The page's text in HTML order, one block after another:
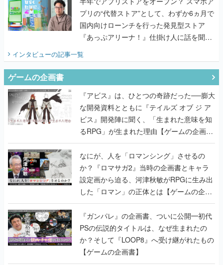
プリの“代替ストア”として、わずか6ヵ月で
国内向けローンチを行った発見型ストア
『あっぷアリーナ！』仕掛け人に話を聞い
てみた
インタビューの記事一覧
ゲームの企画書
『アビス』は、ひとつの奇跡だった──膨大
な開発資料とともに『テイルズ オブ ジ ア
ビス』開発陣に聞く、「生まれた意味を知
るRPG」が生まれた理由【ゲームの企画
書】
なにが、人を「ロマンシング」させるの
か？『ロマサガ2』当時の企画書とキャラ
設定画から迫る、河津秋敏がRPGに生み出
した「ロマン」の正体とは【ゲームの企画
書】
『ガンパレ』の企画書、ついに公開━初代
PSの伝説的タイトルは、なぜ生まれたの
か？そして『LOOP8』へ受け継がれたもの
【ゲームの企画書】